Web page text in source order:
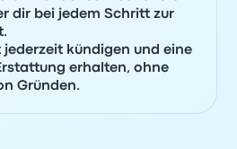
dir bei jedem Schritt zur
jederzeit kündigen und eine
erhalten, ohne
Gründen.